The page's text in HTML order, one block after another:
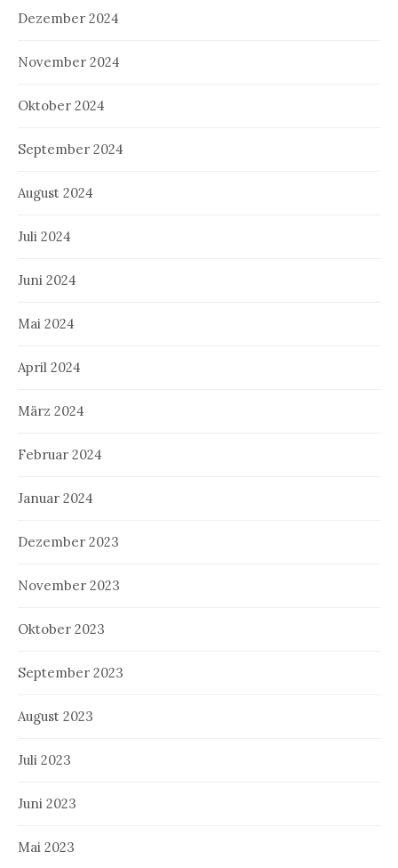
Dezember 2024
November 2024
Oktober 2024
September 2024
August 2024
Juli 2024
Juni 2024
Mai 2024
April 2024
März 2024
Februar 2024
Januar 2024
Dezember 2023
November 2023
Oktober 2023
September 2023
August 2023
Juli 2023
Juni 2023
Mai 2023